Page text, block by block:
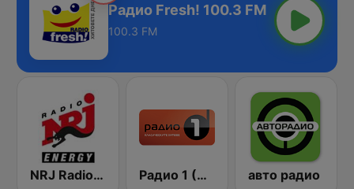
Радио Fresh! 100.3 FM
100.3 FM
NRJ Radio ENERGY Радио 1 (Radio 1) авто радио